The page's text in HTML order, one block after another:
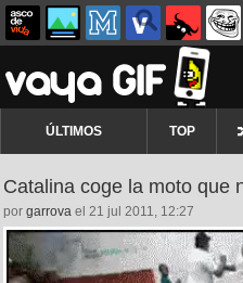
ÚLTIMOS TOP
Catalina coge la moto que
por garrova el 21 jul 2011, 12:27